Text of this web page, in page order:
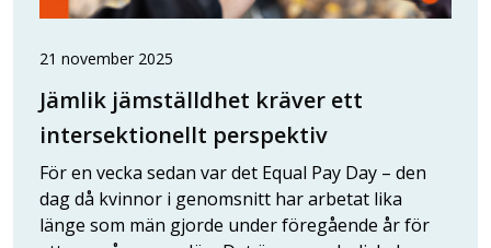
21 november 2025
Jämlik jämställdhet kräver ett
intersektionellt perspektiv
För en vecka sedan var det Equal Pay Day – den
dag då kvinnor i genomsnitt har arbetat lika
länge som män gjorde under föregående år för